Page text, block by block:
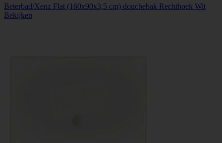
Beterbad/Xenz Flat (160x90x3,5 cm) douchebak Rechthoek Wit
Bekijken